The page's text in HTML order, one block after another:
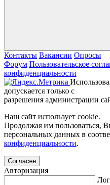
Контакты Вакансии Опросы
Форум Пользовательское
конфиденциальности
допускается только с
разрешения администрации
Наш сайт использует cookie.
Продолжая им пользоваться,
персональных данных в
конфиденциальности.
Согласен
Авторизация